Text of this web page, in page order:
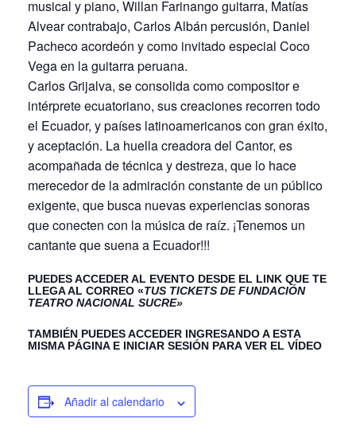
musical y piano, Willan Farinango guitarra, Matías
Alvear contrabajo, Carlos Albán percusión, Daniel
Pacheco acordeón y como invitado especial Coco
Vega en la guitarra peruana.
Carlos Grijalva, se consolida como compositor e
intérprete ecuatoriano, sus creaciones recorren todo
el Ecuador, y países latinoamericanos con gran éxito,
y aceptación. La huella creadora del Cantor, es
acompañada de técnica y destreza, que lo hace
merecedor de la admiración constante de un público
exigente, que busca nuevas experiencias sonoras
que conecten con la música de raíz. ¡Tenemos un
cantante que suena a Ecuador!!!
PUEDES ACCEDER AL EVENTO DESDE EL LINK QUE TE
LLEGA AL CORREO «TUS TICKETS DE FUNDACIÓN
TEATRO NACIONAL SUCRE»
TAMBIÉN PUEDES ACCEDER INGRESANDO A ESTA
MISMA PÁGINA E INICIAR SESIÓN PARA VER EL VÍDEO
Añadir al calendario